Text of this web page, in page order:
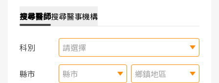
搜尋醫師搜尋醫事機構
科別 請選擇
縣市 縣市 鄉鎮地區